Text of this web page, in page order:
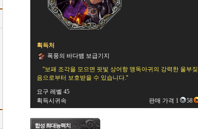
획득처
폭풍의 바다뱀 보급기지
"보패 조각을 모으면 핏빛 상어항 맹독아귀의 강력한 울부짖
음으로부터 보호받을 수 있습니다."
요구 레벨 45
획득시귀속
판매 가격 1 58
합성 최대능력치